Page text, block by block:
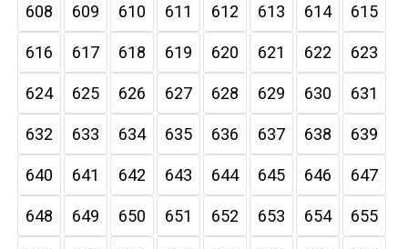
608 609 610 611 612 613 614 615
616 617 618 619 620 621 622 623
624 625 626 627 628 629 630 631
632 633 634 635 636 637 638 639
640 641 642 643 644 645 646 647
648 649 650 651 652 653 654 655